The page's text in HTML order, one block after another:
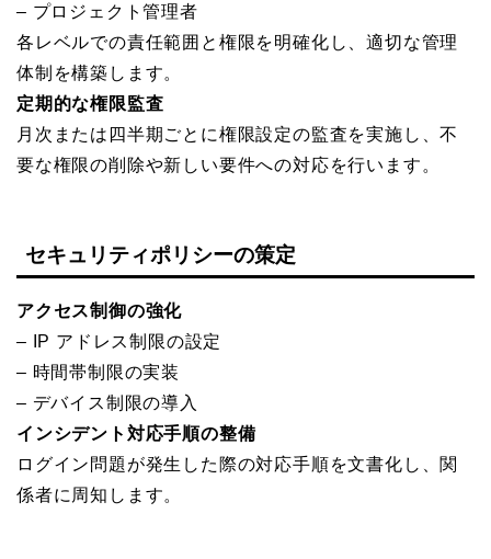
– プロジェクト管理者
各レベルでの責任範囲と権限を明確化し、適切な管理
体制を構築します。
定期的な権限監査
月次または四半期ごとに権限設定の監査を実施し、不
要な権限の削除や新しい要件への対応を行います。
セキュリティポリシーの策定
アクセス制御の強化
– IP アドレス制限の設定
– 時間帯制限の実装
– デバイス制限の導入
インシデント対応手順の整備
ログイン問題が発生した際の対応手順を文書化し、関
係者に周知します。